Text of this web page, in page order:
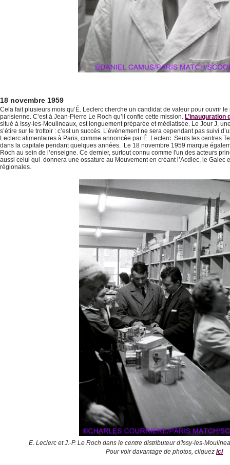
18 novembre 1959
Cela fait plusieurs mois qu’É. Leclerc cherche un candidat de valeur pour ouvrir
parisienne. C’est à Jean-Pierre Le Roch qu’il confie cette mission.
situé à Issy-les-Moulineaux, est longuement préparée et médiatisée. Le Jour J,
s’étire sur le trottoir : c’est un succès. L’événement ne sera cependant pas suivi
Leclerc alimentaires à Paris, comme annoncée par É. Leclerc. Seuls les centres
dans la capitale pendant quelques années. Le 18 novembre 1959 marque
Roch au sein de l’enseigne. Ce dernier, surtout connu comme l'un des acteurs
aussi celui qui donnera une ossature au Mouvement en créant l’Acdlec, le Galec
régionales.
E. Leclerc et J.-P. Le Roch dans le centre distributeur d'Issy-les-
Pour voir davantage de photos, cliquez ici